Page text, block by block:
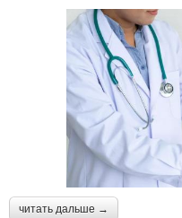
читать дальше →